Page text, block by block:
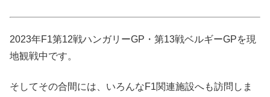
2023年F1第12戦ハンガリーGP・第13戦ベルギーGPを現
地観戦中です。
そしてその合間には、いろんなF1関連施設へも訪問しま